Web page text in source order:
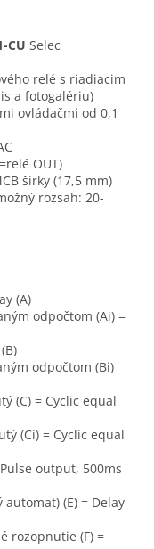
CU Selec
relé s riadiacim
a fotogalériu)
ovládačmi od 0,1
OUT)
šírky (17,5 mm)
rozsah: 20-
(A)
odpočtom (Ai) =
odpočtom (Bi)
(C) = Cyclic equal
(Ci) = Cyclic equal
Pulse output, 500ms
(E) = Delay
rozopnutie (F) =